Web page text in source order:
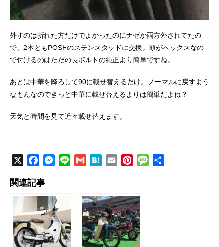
外すのは折れた方だけでよかったのにナゼか両方外されてたの
で、2本ともPOSHのステンスタッドに交換。頭がヘックスなの
で付けるのはただの長ボルトの純正より簡単ですね。
あとは中華を降ろして90に載せ替えるだけ。ノーマルに戻すよう
なもんなのできっと中華に載せ替えるよりは簡単だよね？
天気と時間を見て近々載せ替えます。
c
e
b
o
o
k
M
s
e
n
g
e
i
l
H
e
n
a
i
l
P
t
e
r
e
s
M
関連記事